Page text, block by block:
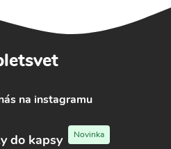
na instagramu
do kapsy Novinka